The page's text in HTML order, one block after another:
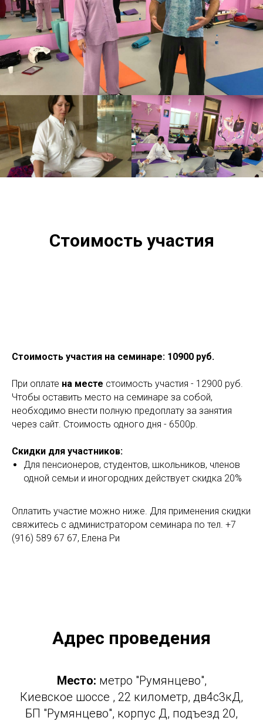
Стоимость участия
Стоимость участия на семинаре: 10900 руб.
При оплате на месте стоимость участия - 12900 руб.
Чтобы оставить место на семинаре за собой,
необходимо внести полную предоплату за занятия
через сайт. Стоимость одного дня - 6500р.
Скидки для участников:
Для пенсионеров, студентов, школьников, членов
одной семьи и иногородних действует скидка 20%
Оплатить участие можно ниже. Для применения скидки
свяжитесь с администратором семинара по тел. +7
(916) 589 67 67, Елена Ри
Адрес проведения
Место: метро "Румянцево",
Киевское шоссе , 22 километр, дв4с3кД,
БП "Румянцево", корпус Д, подъезд 20,